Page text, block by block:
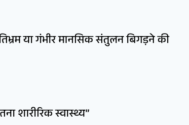
या गंभीर मानसिक संतुलन बिगड़ने की
शारीरिक स्वास्थ्य”